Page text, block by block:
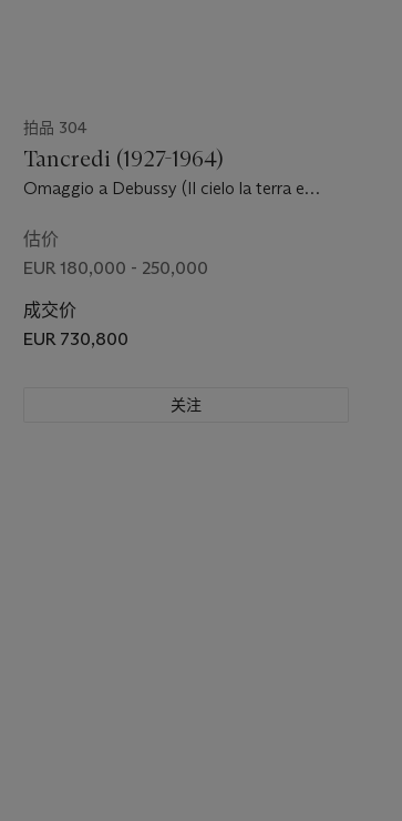
拍品 304
Tancredi (1927-1964)
Omaggio a Debussy (Il cielo la terra e
估价
EUR 180,000 - 250,000
成交价
EUR 730,800
关注